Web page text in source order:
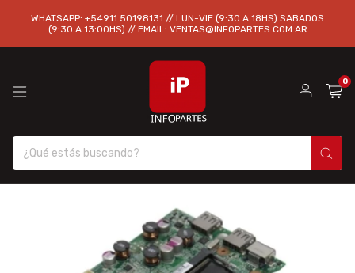
WHATSAPP: +54911 50198131 // LUN-VIE (9:30 A 18HS) SABADOS
(9:30 A 13:00HS) // EMAIL: VENTAS@INFOPARTES.COM.AR
0